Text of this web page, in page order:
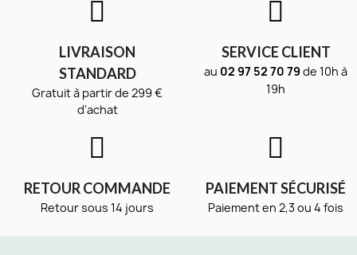
LIVRAISON
STANDARD
Gratuit à partir de 299 €
d'achat
SERVICE CLIENT
au 02 97 52 70 79 de 10h à
19h
RETOUR COMMANDE
Retour sous 14 jours
PAIEMENT SÉCURISÉ
Paiement en 2,3 ou 4 fois